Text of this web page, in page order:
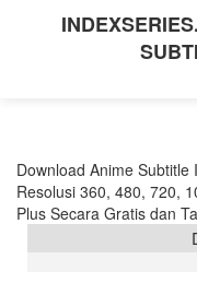
Download Anime
Resolusi 360, 480, 720,
Plus Secara Gratis dan